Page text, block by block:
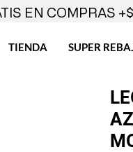
TIENDA SUPER
EN COMPRAS